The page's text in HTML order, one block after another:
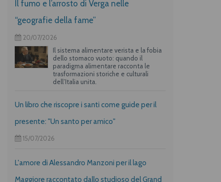
Il fumo e l’arrosto di Verga nelle
“geografie della fame”
20/07/2026
Il sistema alimentare verista e la fobia
dello stomaco vuoto: quando il
paradigma alimentare racconta le
trasformazioni storiche e culturali
dell’Italia unita.
Un libro che riscopre i santi come guide per il
presente: "Un santo per amico"
15/07/2026
L'amore di Alessandro Manzoni per il lago
Maggiore raccontato dallo studioso del Grand